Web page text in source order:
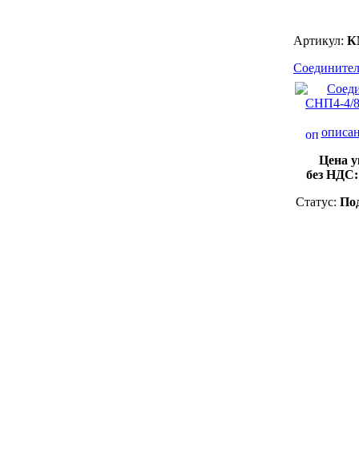
Артикул:
Цена
без
Статус: